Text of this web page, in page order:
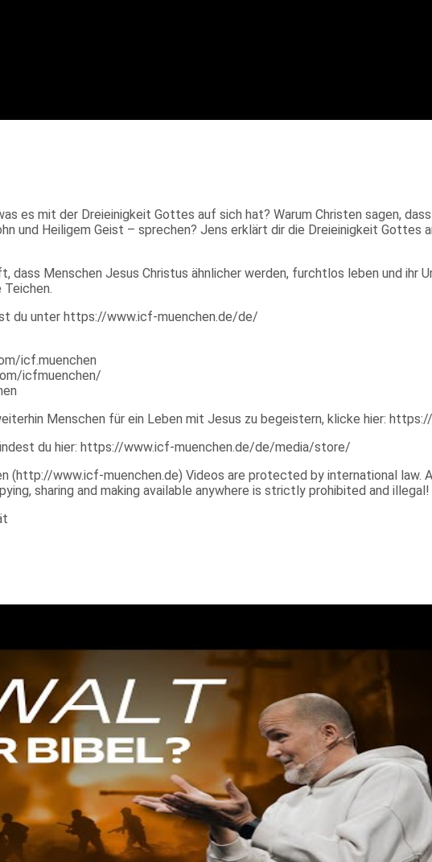
es mit der Dreieinigkeit Gottes auf sich hat? Warum Christen sagen,
und Heiligem Geist – sprechen? Jens erklärt dir die Dreieinigkeit Gottes
dass Menschen Jesus Christus ähnlicher werden, furchtlos leben und ihr
du unter https://www.icf-muenchen.de/de/
icf.muenchen
icfmuenchen/
Menschen für ein Leben mit Jesus zu begeistern, klicke hier:
du hier: https://www.icf-muenchen.de/de/media/store/
(http://www.icf-muenchen.de) Videos are protected by international law.
sharing and making available anywhere is strictly prohibited and illegal!